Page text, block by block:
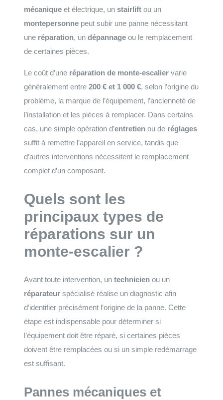
mécanique et électrique, un stairlift ou un
montepersonne peut subir une panne nécessitant
une réparation, un dépannage ou le remplacement
de certaines pièces.
Le coût d’une réparation de monte-escalier varie
généralement entre 200 € et 1 000 €, selon l’origine du
problème, la marque de l’équipement, l’ancienneté de
l’installation et les pièces à remplacer. Dans certains
cas, une simple opération d’entretien ou de réglages
suffit à remettre l’appareil en service, tandis que
d’autres interventions nécessitent le remplacement
complet d’un composant.
Quels sont les
principaux types de
réparations sur un
monte-escalier ?
Avant toute intervention, un technicien ou un
réparateur spécialisé réalise un diagnostic afin
d’identifier précisément l’origine de la panne. Cette
étape est indispensable pour déterminer si
l’équipement doit être réparé, si certaines pièces
doivent être remplacées ou si un simple redémarrage
est suffisant.
Pannes mécaniques et